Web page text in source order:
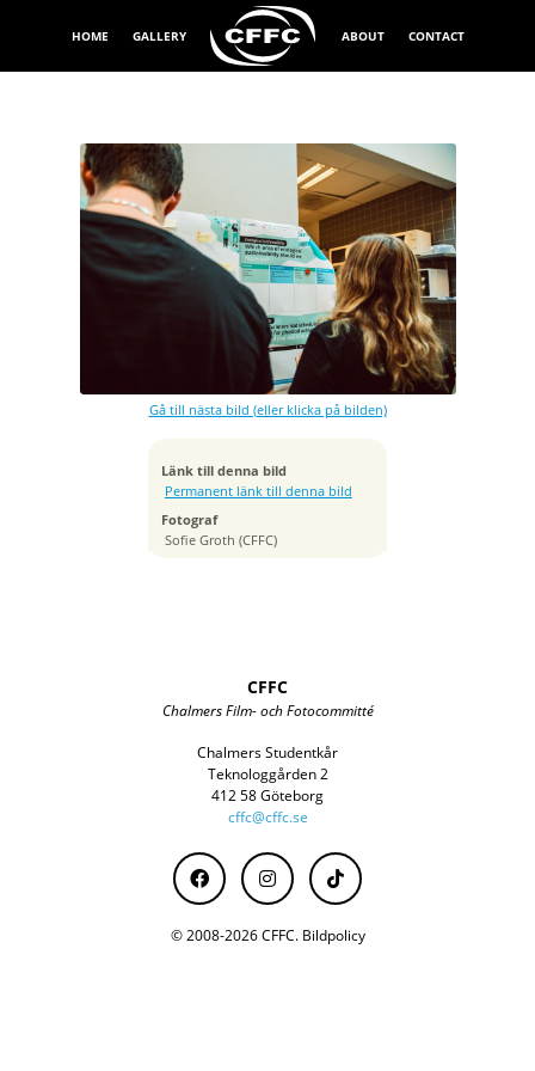
HOME GALLERY ABOUT CONTACT
Gå till nästa bild (eller klicka på bilden)
Länk till denna bild
Permanent länk till denna bild
Fotograf
Sofie Groth (CFFC)
Exponeringstid
Canon EOS 5D Mark IV
Tagen
ISO
800
Brännvidd
24 mm
CFFC
Chalmers Film- och Fotocommitté
Chalmers Studentkår
Teknologgården 2
412 58 Göteborg
cffc@cffc.se
© 2008-2026 CFFC. Bildpolicy